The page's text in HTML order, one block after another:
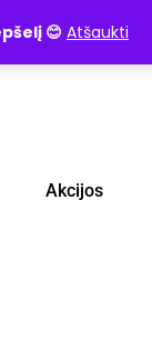
😊 Atšaukti
Akcijos